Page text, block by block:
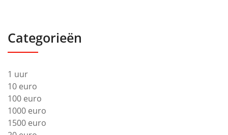
Categorieën
1 uur
10 euro
100 euro
1000 euro
1500 euro